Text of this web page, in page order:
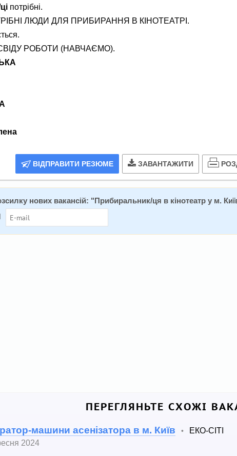
потрібні.
ЛЮДИ ДЛЯ ПРИБИРАННЯ В КІНОТЕАТРІ.
РОБОТИ (НАВЧАЄМО).
ВІДПРАВИТИ РЕЗЮМЕ ЗАВАНТАЖИТИ
нових вакансій: " Прибиральник/ця в кінотеатр у м.
ПЕРЕГЛЯНЬТЕ СХОЖІ
машини асенізатора в м. Київ •
ЕКО-СІТІ
2024